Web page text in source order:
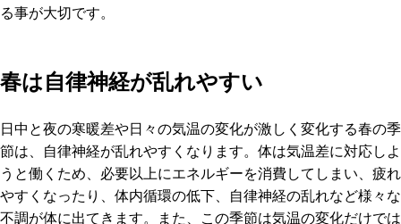
る事が大切です。
春は自律神経が乱れやすい
日中と夜の寒暖差や日々の気温の変化が激しく変化する春の季
節は、自律神経が乱れやすくなります。体は気温差に対応しよ
うと働くため、必要以上にエネルギーを消費してしまい、疲れ
やすくなったり、体内循環の低下、自律神経の乱れなど様々な
不調が体に出てきます。また、この季節は気温の変化だけでは